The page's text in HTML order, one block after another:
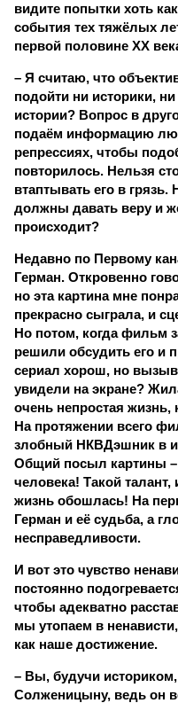
видите попытки хоть
события тех тяжёлых
первой половине XX
– Я считаю, что
подойти ни историки,
истории? Вопрос в
подаём информацию
репрессиях, чтобы
повторилось. Нельзя
втаптывать его в грязь.
должны давать веру и
происходит?
Недавно по Первому
Герман. Откровенно
но эта картина мне
прекрасно сыграла, и
Но потом, когда фильм
решили обсудить его и
сериал хорош, но
увидели на экране?
очень непростая жизнь,
На протяжении всего
злобный НКВДэшник в
Общий посыл картины –
человека! Такой
жизнь обошлась! На
Герман и её судьба, а
несправедливости.
И вот это чувство
постоянно
чтобы адекватно
мы утопаем в
как наше достижение.
– Вы, будучи историком,
Солженицыну, ведь он